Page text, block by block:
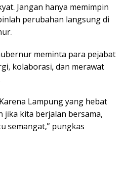
Jangan hanya memimpin
perubahan langsung di
meminta para pejabat
kolaborasi, dan merawat
Lampung yang hebat
jika kita berjalan bersama,
semangat,” pungkas